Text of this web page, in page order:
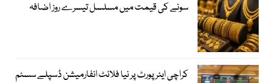
سونے کی قیمت میں مسلسل تیسرے روز اضافہ
کراچی ایئرپورٹ پر نیا فلائٹ انفارمیشن ڈسپلے سسٹم